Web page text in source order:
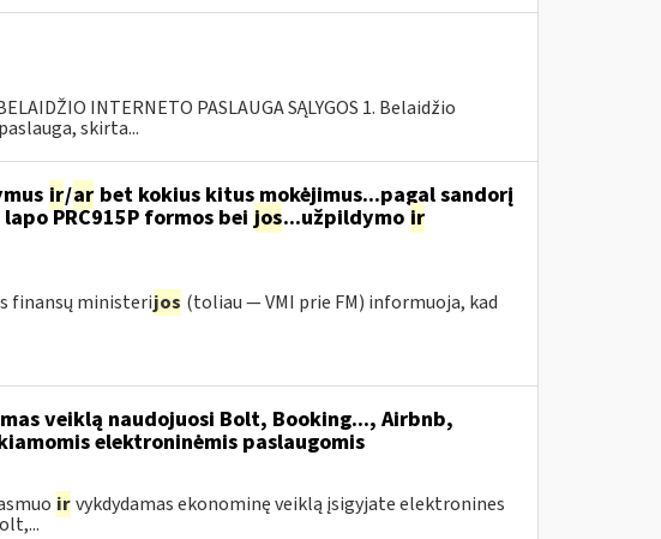
INTERNETO PASLAUGA SĄLYGOS 1. Belaidžio
skirta...
ir/arbet kokius kitus mokėjimus...pagal sandorį
PRC915P formos bei jos...užpildymo ir
finansų ministerijos (toliau ― VMI prie FM) informuoja, kad
veiklą naudojuosi Bolt, Booking..., Airbnb,
elektroninėmis paslaugomis
ir vykdydamas ekonominę veiklą įsigyjate elektronines